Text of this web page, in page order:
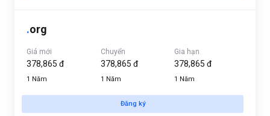
.org
Giá mới
378,865 đ
1 Năm
Chuyển
378,865 đ
1 Năm
Gia hạn
378,865 đ
1 Năm
Đăng ký